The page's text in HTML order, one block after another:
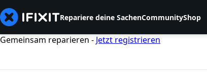
Repariere deine SachenCommunityShop
Gemeinsam reparieren - Jetzt registrieren